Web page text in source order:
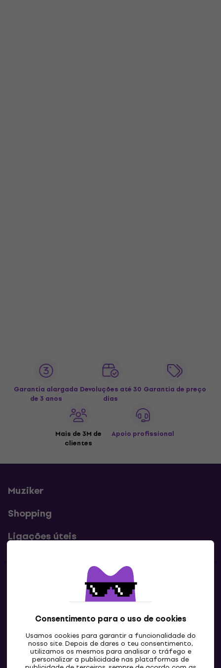
Consentimento para o uso de cookies
Usamos cookies para garantir a funcionalidade do
nosso site. Depois de dares o teu consentimento,
utilizamos os mesmos para analisar o tráfego e
personalizar a publicidade nas plataformas de
Garantia alargada
de 3 anos
Devoluções até 30
dias
Garantia de preço
Mais de 3M de
clientes
Apoio profissional
Muziker
Shopping
Ligações úteis
Contatos
Contacta-nos